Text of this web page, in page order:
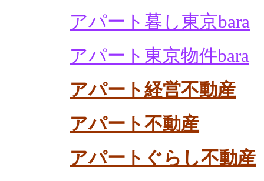
アパート暮し東京bara
アパート東京物件bara
アパート経営不動産
アパート不動産
アパートぐらし不動産